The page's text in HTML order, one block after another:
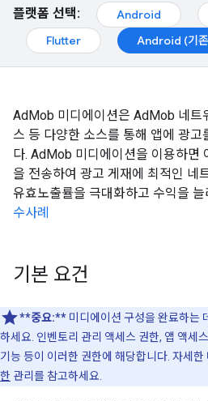
플랫폼 선택: Android
Flutter
Android (기
AdMob 미디에이션은 AdMob 네트
스 등 다양한 소스를 통해 앱에 광고
다. AdMob 미디에이션을 이용하면
을 전송하여 광고 게재에 최적인 네
유효노출률을 극대화하고 수익을
수사례
기본 요건
**중요:** 미디에이션 구성을 완료하는
하세요. 인벤토리 관리 액세스 권한, 앱 액세
기능 등이 이러한 권한에 해당합니다. 자세한
한 관리를 참고하세요.